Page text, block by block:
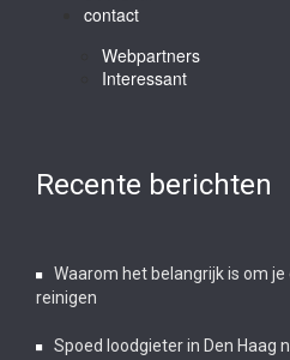
contact
Webpartners
Interessant
Recente berichten
Waarom het belangrijk is om
reinigen
Spoed loodgieter in Den Haag